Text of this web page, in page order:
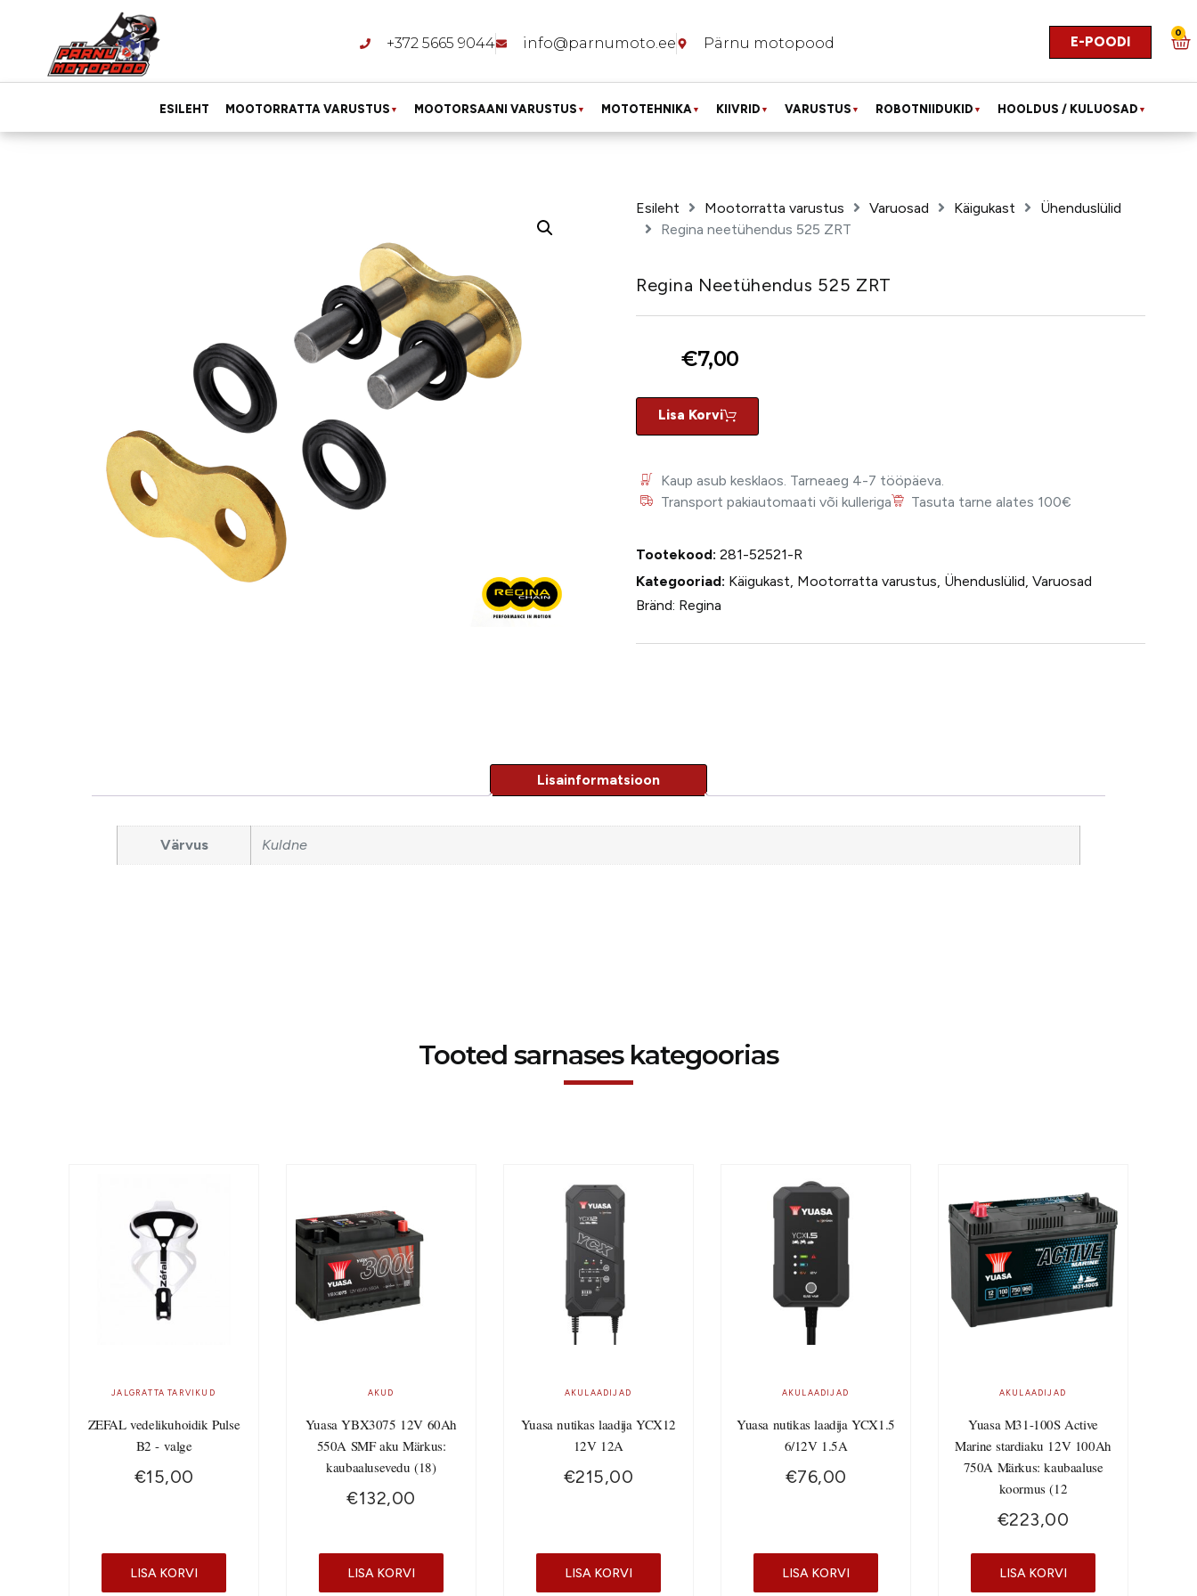
+372 5665 9044 info@parnumoto.ee Pärnu motopood E-POODI
0
ESILEHT MOOTORRATTA VARUSTUS ▼ MOOTORSAANI VARUSTUS ▼ MOTOTEHNIKA▼ KIIVRID ▼ VARUSTUS ▼ ROBOTNIIDUKID ▼ HOOLDUS / KULUOSAD ▼
Esileht Mootorratta varustus Varuosad Käigukast
Ühenduslülid
Regina neetühendus 525 ZRT
Regina Neetühendus 525 ZRT
€7,00
Lisa Korvi
Kaup asub kesklaos. Tarneaeg 4-7 tööpäeva.
Transport pakiautomaati või kulleriga
Tasuta tarne alates 100€
Tootekood: 281-52521-R
Kategooriad: Käigukast, Mootorratta varustus, Ühenduslülid, Varuosad
Bränd: Regina
Värvus Kuldne
Tooted sarnases kategoorias
JALGRATTA TARVIKUD
ZEFAL vedelikuhoidik Pulse
B2 - valge
€15,00
LISA KORVI
AKUD
Yuasa YBX3075 12V 60Ah
550A SMF aku Märkus:
kaubaalusevedu (18)
€132,00
LISA KORVI
AKULAADIJAD
Yuasa nutikas laadija YCX12
12V 12A
€215,00
LISA KORVI
AKULAADIJAD
Yuasa nutikas laadija YCX1.5
6/12V 1.5A
€76,00
LISA KORVI
AKULAADIJAD
Yuasa M31-100S Active
Marine stardiaku 12V 100Ah
750A Märkus: kaubaaluse
koormus (12
€223,00
LISA KORVI